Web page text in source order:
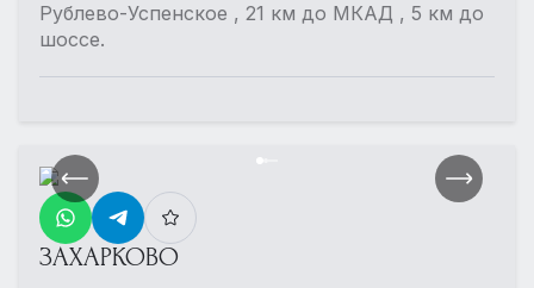
Рублево-Успенское , 21 км до МКАД , 5 км до
шоссе.
ЗАХАРКОВО